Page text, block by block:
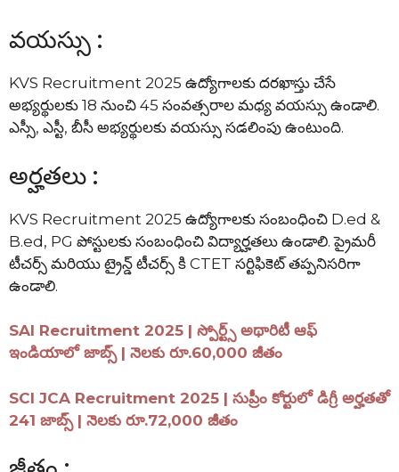
వయస్సు :
KVS Recruitment 2025 ఉద్యోగాలకు దరఖాస్తు చేసే
అభ్యర్థులకు 18 నుంచి 45 సంవత్సరాల మధ్య వయస్సు ఉండాలి.
ఎస్సీ, ఎస్టీ, బీసీ అభ్యర్థులకు వయస్సు సడలింపు ఉంటుంది.
అర్హతలు :
KVS Recruitment 2025 ఉద్యోగాలకు సంబంధించి D.ed &
B.ed, PG పోస్టులకు సంబంధించి విద్యార్హతలు ఉండాలి. ప్రైమరీ
టీచర్స్ మరియు ట్రైన్డ్ టీచర్స్ కి CTET సర్టిఫికెట్ తప్పనిసరిగా
ఉండాలి.
SAI Recruitment 2025 | స్పోర్ట్స్ అథారిటీ ఆఫ్
ఇండియాలో జాబ్స్ | నెలకు రూ.60,000 జీతం
SCI JCA Recruitment 2025 | సుప్రీం కోర్టులో డిగ్రీ అర్హతతో
241 జాబ్స్ | నెలకు రూ.72,000 జీతం